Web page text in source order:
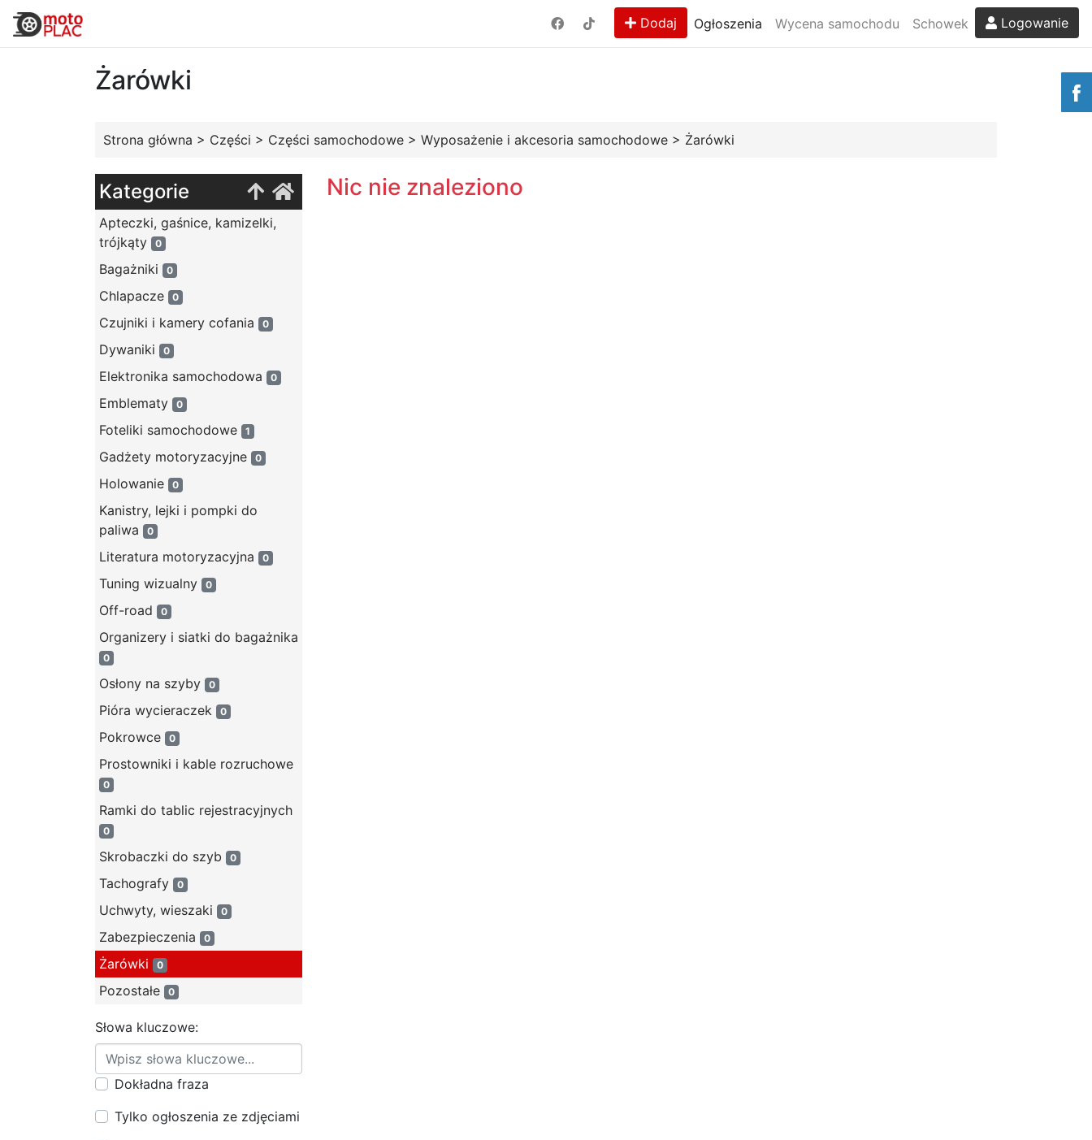
Dodaj Ogłoszenia Wycena samochodu Schowek Logowanie
Żarówki
Strona główna > Części > Części samochodowe > Wyposażenie i akcesoria samochodowe > Żarówki
Kategorie
Apteczki, gaśnice, kamizelki,
trójkąty
0
Bagażniki 0
Chlapacze 0
Czujniki i kamery cofania 0
Dywaniki 0
Elektronika samochodowa 0
Emblematy 0
Foteliki samochodowe 1
Gadżety motoryzacyjne 0
Holowanie 0
Kanistry, lejki i pompki do
paliwa
0
Literatura motoryzacyjna 0
Tuning wizualny 0
Off-road 0
Organizery i siatki do bagażnika
0
Osłony na szyby 0
Pióra wycieraczek 0
Pokrowce 0
Prostowniki i kable rozruchowe
0
Ramki do tablic rejestracyjnych
0
Skrobaczki do szyb 0
Tachografy 0
Uchwyty, wieszaki 0
Zabezpieczenia 0
Żarówki 0
Pozostałe 0
Słowa kluczowe:
Dokładna fraza
Tylko ogłoszenia ze zdjęciami
Nic nie znaleziono